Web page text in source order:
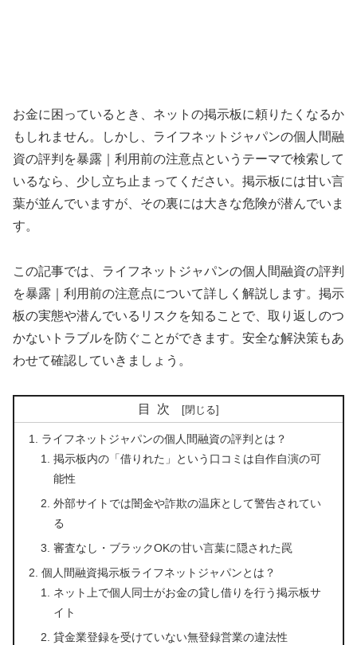
お金に困っているとき、ネットの掲示板に頼りたくなるか
もしれません。しかし、ライフネットジャパンの個人間融
資の評判を暴露｜利用前の注意点というテーマで検索して
いるなら、少し立ち止まってください。掲示板には甘い言
葉が並んでいますが、その裏には大きな危険が潜んでいま
す。
この記事では、ライフネットジャパンの個人間融資の評判
を暴露｜利用前の注意点について詳しく解説します。掲示
板の実態や潜んでいるリスクを知ることで、取り返しのつ
かないトラブルを防ぐことができます。安全な解決策もあ
わせて確認していきましょう。
目次
ライフネットジャパンの個人間融資の評判とは？
掲示板内の「借りれた」という口コミは自作自演の可
能性
外部サイトでは闇金や詐欺の温床として警告されてい
る
審査なし・ブラックOKの甘い言葉に隠された罠
個人間融資掲示板ライフネットジャパンとは？
ネット上で個人同士がお金の貸し借りを行う掲示板サ
イト
貸金業登録を受けていない無登録営業の違法性